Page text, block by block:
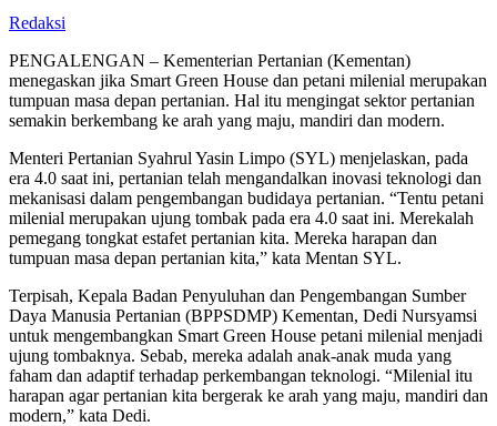
Redaksi
PENGALENGAN – Kementerian Pertanian (Kementan)
menegaskan jika Smart Green House dan petani milenial merupakan
tumpuan masa depan pertanian. Hal itu mengingat sektor pertanian
semakin berkembang ke arah yang maju, mandiri dan modern.
Menteri Pertanian Syahrul Yasin Limpo (SYL) menjelaskan, pada
era 4.0 saat ini, pertanian telah mengandalkan inovasi teknologi dan
mekanisasi dalam pengembangan budidaya pertanian. “Tentu petani
milenial merupakan ujung tombak pada era 4.0 saat ini. Merekalah
pemegang tongkat estafet pertanian kita. Mereka harapan dan
tumpuan masa depan pertanian kita,” kata Mentan SYL.
Terpisah, Kepala Badan Penyuluhan dan Pengembangan Sumber
Daya Manusia Pertanian (BPPSDMP) Kementan, Dedi Nursyamsi
untuk mengembangkan Smart Green House petani milenial menjadi
ujung tombaknya. Sebab, mereka adalah anak-anak muda yang
faham dan adaptif terhadap perkembangan teknologi. “Milenial itu
harapan agar pertanian kita bergerak ke arah yang maju, mandiri dan
modern,” kata Dedi.